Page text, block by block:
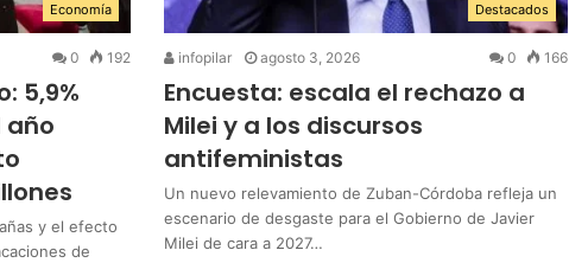
Economía
0 192
5,9%
año
y el efecto
de
Destacados
infopilar agosto 3, 2026 0 166
Encuesta: escala el rechazo a
Milei y a los discursos
antifeministas
Un nuevo relevamiento de Zuban-Córdoba refleja un
escenario de desgaste para el Gobierno de Javier
Milei de cara a 2027…